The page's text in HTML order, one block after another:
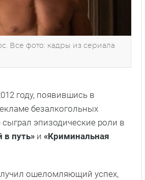
Все фото: кадры из сериала
году, появившись в
безалкогольных
эпизодические роли в
путь» и «Криминальная
ошеломляющий успех,